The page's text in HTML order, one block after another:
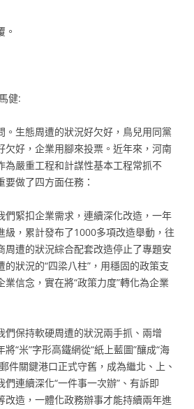
。
健:
。生態周遭的狀況好欠好，鳥兒用同黨
欠好，企業用腳來投票。近年來，河南
為嚴重工程和計謀性基本工程常抓不
做了四方面任務：
們緊扣企業需求，連續深化改造，一年
級，累計發布了1000多項改造舉動，往
周遭的狀況綜合配套改造停止了專題安
狀況的“四梁八柱”，用穩固的政策支
信念，實在將“政策力度”轉化為企業
們保持軟硬周遭的狀況兩手抓、兩增
“米”字形高鐵網從“紙上藍圖”釀成“海
件關鍵港口正式守舊，成為繼北、上、
連續深化“一件事一次辦”、有訴即
改造，一體化政務辦事才能持續兩年進